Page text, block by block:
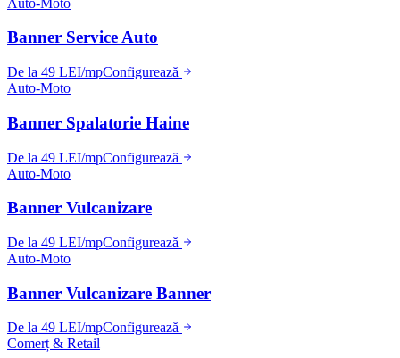
Banner Service Auto
De la 49 LEI/mpConfigurează
Auto-Moto
Banner Spalatorie Haine
De la 49 LEI/mpConfigurează
Auto-Moto
Banner Vulcanizare
De la 49 LEI/mpConfigurează
Auto-Moto
Banner Vulcanizare Banner
De la 49 LEI/mpConfigurează
Comerț & Retail